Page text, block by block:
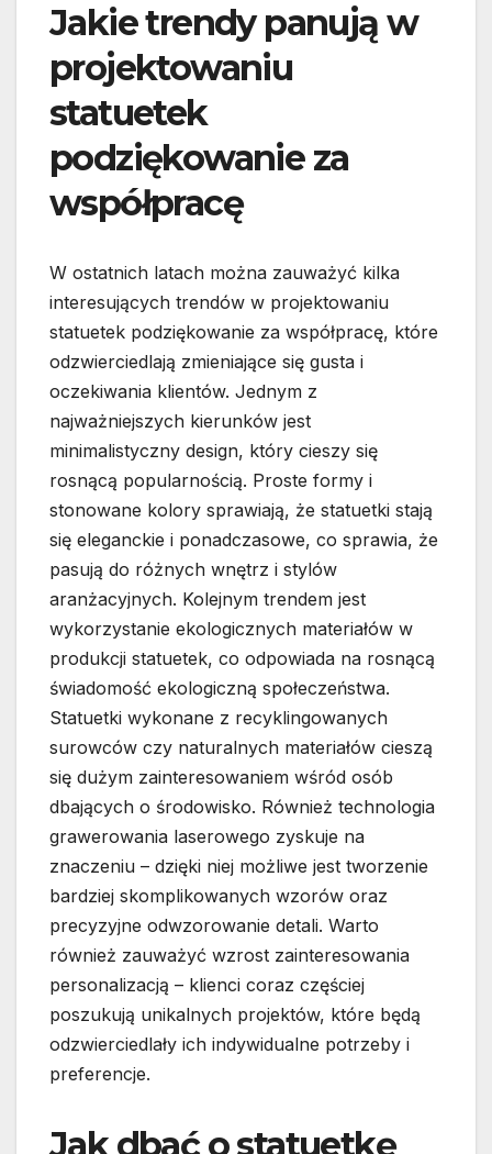
Jakie trendy panują w
projektowaniu
statuetek
podziękowanie za
współpracę
W ostatnich latach można zauważyć kilka
interesujących trendów w projektowaniu
statuetek podziękowanie za współpracę, które
odzwierciedlają zmieniające się gusta i
oczekiwania klientów. Jednym z
najważniejszych kierunków jest
minimalistyczny design, który cieszy się
rosnącą popularnością. Proste formy i
stonowane kolory sprawiają, że statuetki stają
się eleganckie i ponadczasowe, co sprawia, że
pasują do różnych wnętrz i stylów
aranżacyjnych. Kolejnym trendem jest
wykorzystanie ekologicznych materiałów w
produkcji statuetek, co odpowiada na rosnącą
świadomość ekologiczną społeczeństwa.
Statuetki wykonane z recyklingowanych
surowców czy naturalnych materiałów cieszą
się dużym zainteresowaniem wśród osób
dbających o środowisko. Również technologia
grawerowania laserowego zyskuje na
znaczeniu – dzięki niej możliwe jest tworzenie
bardziej skomplikowanych wzorów oraz
precyzyjne odwzorowanie detali. Warto
również zauważyć wzrost zainteresowania
personalizacją – klienci coraz częściej
poszukują unikalnych projektów, które będą
odzwierciedlały ich indywidualne potrzeby i
preferencje.
Jak dbać o statuetkę